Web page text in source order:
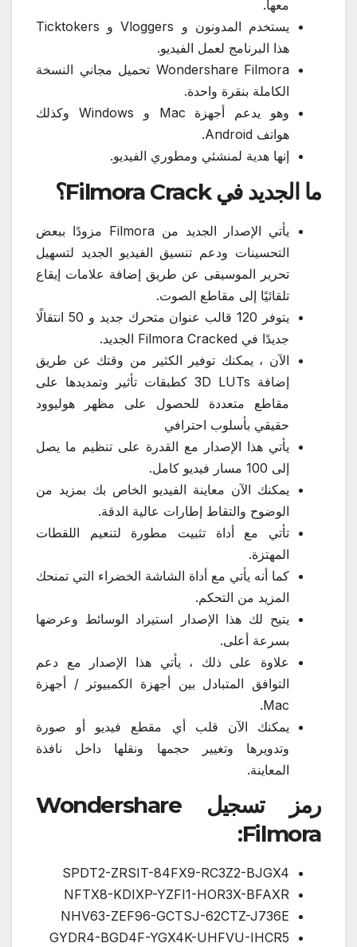
معها.
يستخدم المدونون و Vloggers و Ticktokers
هذا البرنامج لعمل الفيديو.
Wondershare Filmora تحميل مجاني النسخة
الكاملة بنقرة واحدة.
وهو يدعم أجهزة Mac و Windows وكذلك
هواتف Android.
إنها هدية لمنشئي ومطوري الفيديو.
ما الجديد في Filmora Crack؟
يأتي الإصدار الجديد من Filmora مزودًا ببعض
التحسينات ودعم تنسيق الفيديو الجديد لتسهيل
تحرير الموسيقى عن طريق إضافة علامات إيقاع
تلقائيًا إلى مقاطع الصوت.
يتوفر 120 قالب عنوان متحرك جديد و 50 انتقالًا
جديدًا في Filmora Cracked الجديد.
الآن ، يمكنك توفير الكثير من وقتك عن طريق
إضافة 3D LUTs كطبقات تأثير وتمديدها على
مقاطع متعددة للحصول على مظهر هوليوود
حقيقي بأسلوب احترافي
يأتي هذا الإصدار مع القدرة على تنظيم ما يصل
إلى 100 مسار فيديو كامل.
يمكنك الآن معاينة الفيديو الخاص بك بمزيد من
الوضوح والتقاط إطارات عالية الدقة.
تأتي مع أداة تثبيت مطورة لتنعيم اللقطات
المهتزة.
كما أنه يأتي مع أداة الشاشة الخضراء التي تمنحك
المزيد من التحكم.
يتيح لك هذا الإصدار استيراد الوسائط وعرضها
بسرعة أعلى.
علاوة على ذلك ، يأتي هذا الإصدار مع دعم
التوافق المتبادل بين أجهزة الكمبيوتر / أجهزة
Mac.
يمكنك الآن قلب أي مقطع فيديو أو صورة
وتدويرها وتغيير حجمها ونقلها داخل نافذة
المعاينة.
رمز تسجيل Wondershare
Filmora:
SPDT2-ZRSIT-84FX9-RC3Z2-BJGX4
NFTX8-KDIXP-YZFI1-HOR3X-BFAXR
NHV63-ZEF96-GCTSJ-62CTZ-J736E
GYDR4-BGD4F-YGX4K-UHFVU-IHCR5